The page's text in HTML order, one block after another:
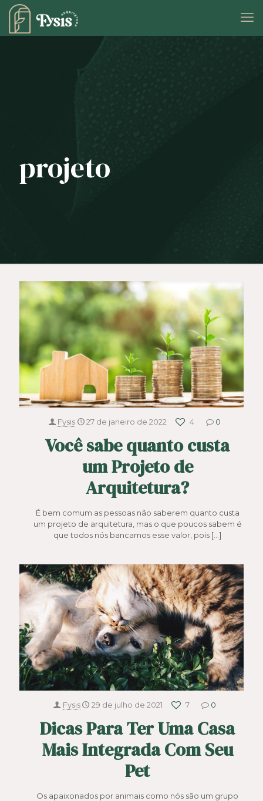
projeto
Fysis 27 de janeiro de 2022 4 0
Você sabe quanto custa
um Projeto de
Arquitetura?
É bem comum as pessoas não saberem quanto custa
um projeto de arquitetura, mas o que poucos sabem é
que todos nós bancamos esse valor, pois […]
Fysis 29 de julho de 2021 7 0
Dicas Para Ter Uma Casa
Mais Integrada Com Seu
Pet
Os apaixonados por animais como nós são um grupo